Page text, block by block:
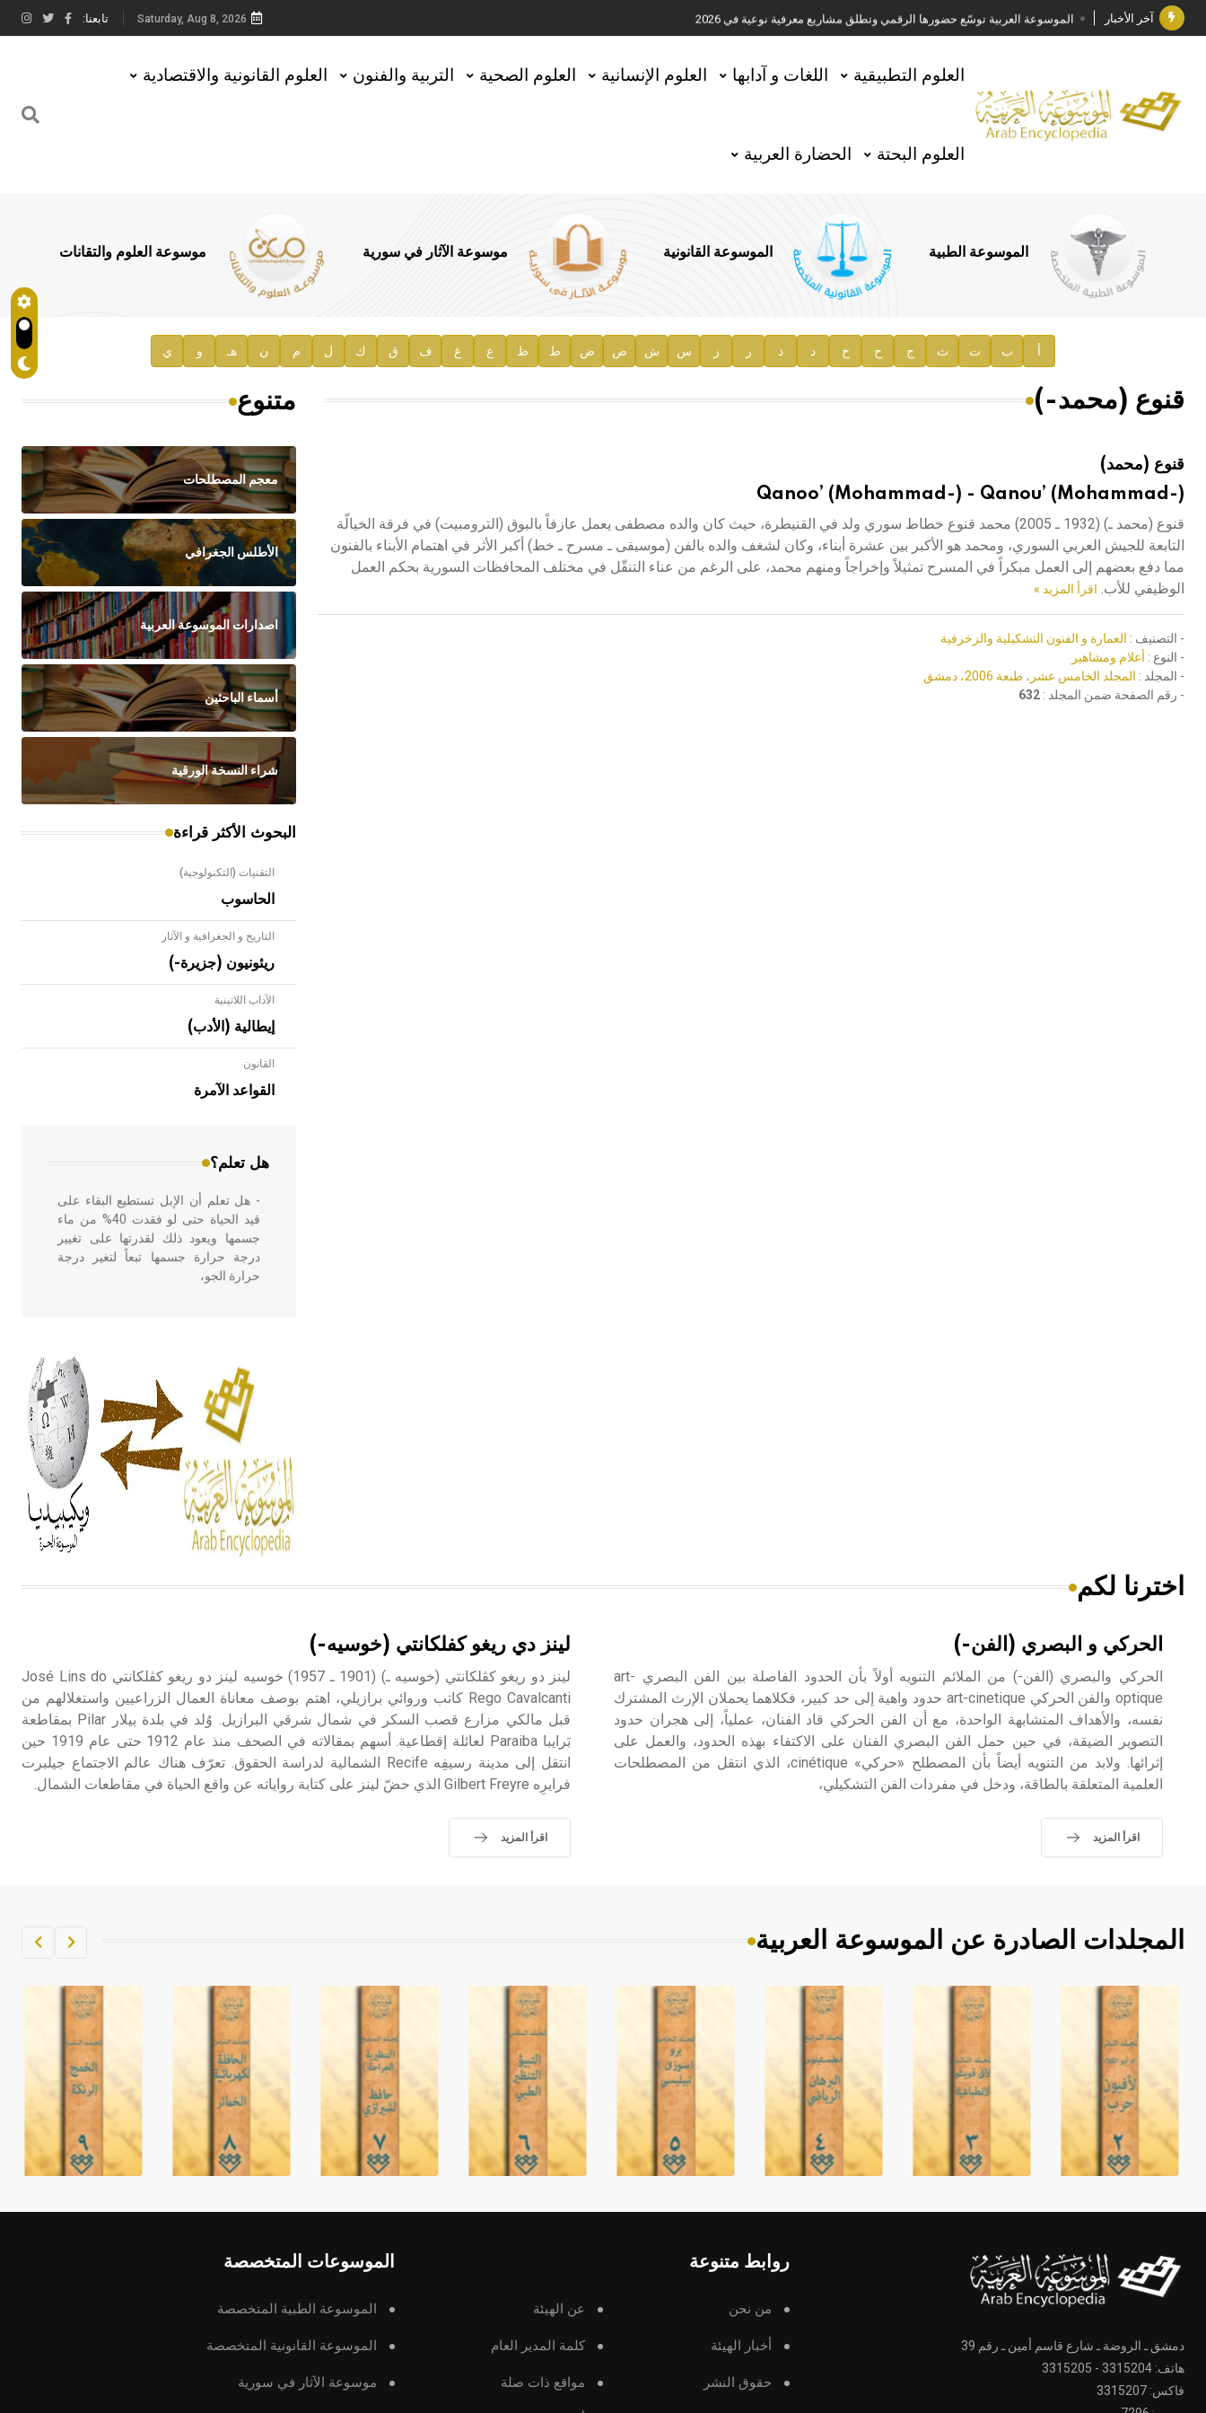
آخر الأخبار الموسوعة العربية توسّع حضورها الرقمي وتطلق مشاريع معرفية نوعية في 2026
جائزة مجمع الملك سلمان العالمي للغة العربية 2025
الأستاذ إياد خالد الطباع مدير عام لهيئة الموسوعة العربية
السيد محمد ياسين صالح وزيرا للثقافة
توصيات مجلس الإدارة
صدور المجلد السابع من موسوعة الآثار في سورية
إعلان..
هيئة الموسوعة العربية تطلق موسوعات جديدة في عام 2026
Saturday, Aug 8, 2026 تابعنا:
العلوم التطبيقية اللغات و آدابها العلوم الإنسانية العلوم الصحية التربية والفنون العلوم القانونية والاقتصادية
العلوم البحتة الحضارة العربية
الموسوعة الطبية الموسوعة القانونية موسوعة الآثار في سورية موسوعة العلوم والتقانات
أ ب ت ث ج ح خ د ذ ر ز س ش ص ض ط ظ ع غ ف ق ك ل م ن هـ و ي
قنوع (محمد-)
قنوع (محمد)
Qanoo’ (Mohammad-) - Qanou’ (Mohammad-)
قنوع (محمد ـ) (1932 ـ 2005) محمد قنوع خطاط سوري ولد في القنيطرة، حيث كان والده مصطفى يعمل عازفاً بالبوق (الترومبيت) في فرقة الخيالّة
التابعة للجيش العربي السوري، ومحمد هو الأكبر بين عشرة أبناء، وكان لشغف والده بالفن (موسيقى ـ مسرح ـ خط) أكبر الأثر في اهتمام الأبناء بالفنون
مما دفع بعضهم إلى العمل مبكراً في المسرح تمثيلاً وإخراجاً ومنهم محمد، على الرغم من عناء التنقّل في مختلف المحافظات السورية بحكم العمل
الوظيفي للأب. اقرأ المزيد »
- التصنيف : العمارة و الفنون التشكيلية والزخرفية
- النوع : أعلام ومشاهير
- المجلد : المجلد الخامس عشر، طبعة 2006، دمشق
- رقم الصفحة ضمن المجلد : 632
متنوع
معجم المصطلحات
الأطلس الجغرافي
اصدارات الموسوعة العربية
أسماء الباحثين
شراء النسخة الورقية
البحوث الأكثر قراءة
التقنيات (التكنولوجية)
الحاسوب
التاريخ و الجغرافية و الآثار
ريئونيون (جزيرة-)
الآداب اللاتينية
إيطالية (الأدب)
القانون
القواعد الآمرة
هل تعلم؟
- هل تعلم أن الأبلق نوع من الفنون
الهندسية التي ارتبطت بالعمارة الإسلامية
في بلاد الشام ومصر خاصة، حيث يحرص
- هل تعلم أن الإبل تستطيع البقاء على
قيد الحياة حتى لو فقدت 40% من ماء
جسمها ويعود ذلك لقدرتها على تغيير
درجة حرارة جسمها تبعاً لتغير درجة
حرارة الجو،
أربعة مؤلفات هي: الحكم، الأدلة، تنظيم
التغذية، ورسالته في جروح الرأس.
ويعود له الفضل بأنه حرر الطب من
الدين والفلسفة.
- هل تعلم أن المرجان إفراز حيواني
يتكون في البحر ويتركب من مادة
كربونات الكلسيوم، وهو أحمر أو شديد
الحمرة وهو أجود أنواعه، ويمتاز بكبر
الحجم ويسمى الش
الإنكليزية أب
- هل تعلم أن أبجر Abgar اسم معروف
جيداً يعود إلى عدد من الملوك الذين
حكموا مدينة إديسا (الرها) من أبجر الأول
وحتى التاسع، وهم ينتسبون إلى أسرة
اخترنا لكم
الحركي و البصري (الفن-)
الحركي والبصري (الفن-) من الملائم التنويه أولاً بأن الحدود الفاصلة بين الفن البصري art-
optique والفن الحركي art-cinetique حدود واهية إلى حد كبير، فكلاهما يحملان الإرث المشترك
نفسه، والأهداف المتشابهة الواحدة، مع أن الفن الحركي قاد الفنان، عملياً، إلى هجران حدود
التصوير الضيقة، في حين حمل الفن البصري الفنان على الاكتفاء بهذه الحدود، والعمل على
إثرائها. ولابد من التنويه أيضاً بأن المصطلح «حركي» cinétique، الذي انتقل من المصطلحات
العلمية المتعلقة بالطاقة، ودخل في مفردات الفن التشكيلي،
اقرأ المزيد
لينز دي ريغو كفلكانتي (خوسيه-)
لينز دو ريغو كڤلكانتي (خوسيه ـ) (1901 ـ 1957) خوسيه لينز دو ريغو كڤلكانتي José Lins do
Rego Cavalcanti كاتب وروائي برازيلي، اهتم بوصف معاناة العمال الزراعيين واستغلالهم من
قبل مالكي مزارع قصب السكر في شمال شرقي البرازيل. وُلد في بلدة بيلار Pilar بمقاطعة
بَرايبا Paraiba لعائلة إقطاعية. أسهم بمقالاته في الصحف منذ عام 1912 حتى عام 1919 حين
انتقل إلى مدينة رسيفِه Recife الشمالية لدراسة الحقوق. تعرّف هناك عالم الاجتماع جيلبرت
فرايرِه Gilbert Freyre الذي حضّ لينز على كتابة رواياته عن واقع الحياة في مقاطعات الشمال.
اقرأ المزيد
المجلدات الصادرة عن الموسوعة العربية
دمشق ـ الروضة ـ شارع قاسم أمين ـ رقم 39
هاتف: 3315204 - 3315205
فاكس: 3315207
روابط متنوعة
من نحن عن الهيئة
أخبار الهيئة كلمة المدير العام
حقوق النشر مواقع ذات صلة
الموسوعات المتخصصة
الموسوعة الطبية المتخصصة
الموسوعة القانونية المتخصصة
موسوعة الآثار في سورية